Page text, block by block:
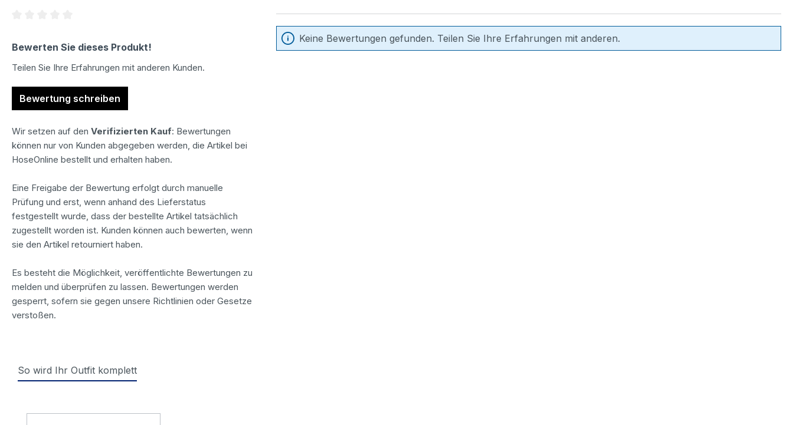
Bewerten Sie dieses Produkt!
Teilen Sie Ihre Erfahrungen mit anderen Kunden.
Bewertung schreiben
Wir setzen auf den Verifizierten Kauf: Bewertungen
können nur von Kunden abgegeben werden, die Artikel bei
HoseOnline bestellt und erhalten haben.
Eine Freigabe der Bewertung erfolgt durch manuelle
Prüfung und erst, wenn anhand des Lieferstatus
festgestellt wurde, dass der bestellte Artikel tatsächlich
zugestellt worden ist. Kunden können auch bewerten, wenn
sie den Artikel retourniert haben.
Es besteht die Möglichkeit, veröffentlichte Bewertungen zu
melden und überprüfen zu lassen. Bewertungen werden
gesperrt, sofern sie gegen unsere Richtlinien oder Gesetze
verstoßen.
Keine Bewertungen gefunden. Teilen Sie Ihre Erfahrungen mit anderen.
So wird Ihr Outfit komplett